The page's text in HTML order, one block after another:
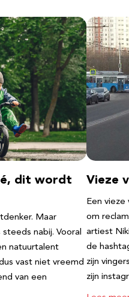
dit wordt
Maar
nabij. Vooral
natuurtalent
vast niet vreemd
van een
Vieze
Een
om
artiest
de
zijn
zijn